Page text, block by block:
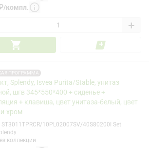
/компл.
+
ПРОГРАММА
Splendy, Isvea Purita/Stable, унитаз
шгв 345*550*400 + сиденье +
+ клавиша, цвет унитаза-белый, цвет
хром
ST3011TPRCR/10PL02007SV/40S80200I Set
коллекции